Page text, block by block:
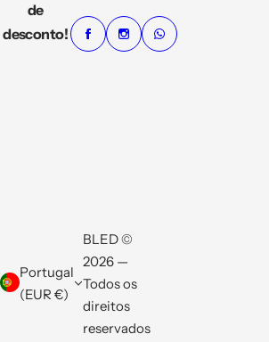
de
desconto!
Portugal
(EUR €)
BLED ©
2026 —
Todos os
direitos
reservados